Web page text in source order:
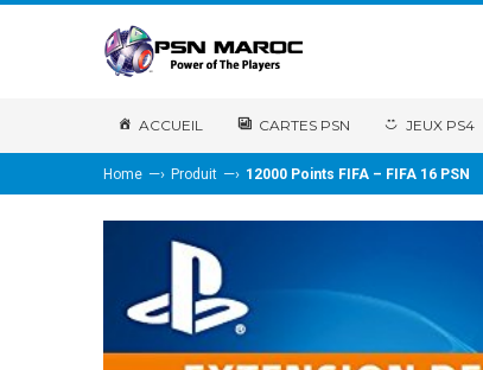
ACCUEIL CARTES PSN JEUX PS4
Home —› Produit —› 12000 Points FIFA – FIFA 16 PSN